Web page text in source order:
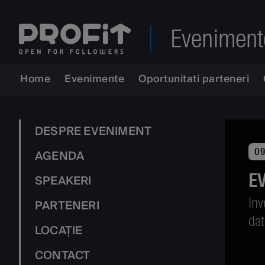
Home Evenimente Oportunitati parteneri
DESPRE EVENIMENT
AGENDA
SPEAKERI
PARTENERI
LOCAȚIE
CONTACT